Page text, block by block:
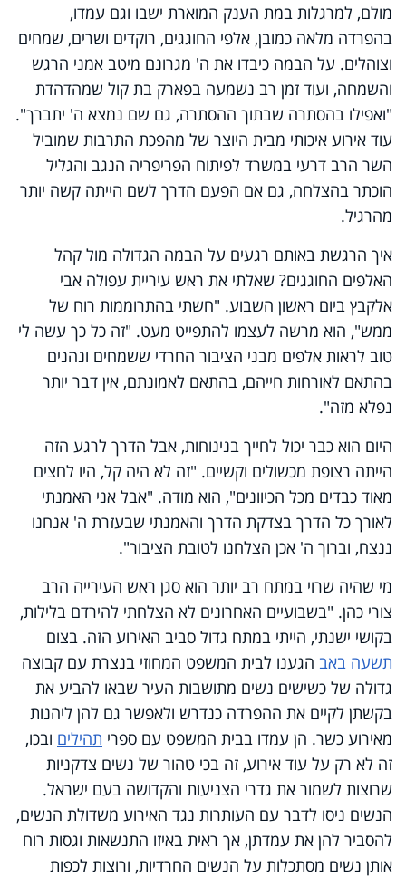
מולם, למרגלות במת הענק המוארת ישבו וגם עמדו,
בהפרדה מלאה כמובן, אלפי החוגגים, רוקדים ושרים, שמחים
וצוהלים. על הבמה כיבדו את ה' מגרונם מיטב אמני הרגש
והשמחה, ועוד זמן רב נשמעה בפארק בת קול שמהדהדת
"ואפילו בהסתרה שבתוך ההסתרה, גם שם נמצא ה' יתברך".
עוד אירוע איכותי מבית היוצר של מהפכת התרבות שמוביל
השר הרב דרעי במשרד לפיתוח הפריפריה הנגב והגליל
הוכתר בהצלחה, גם אם הפעם הדרך לשם הייתה קשה יותר
מהרגיל.
איך הרגשת באותם רגעים על הבמה הגדולה מול קהל
האלפים החוגגים? שאלתי את ראש עיריית עפולה אבי
אלקבץ ביום ראשון השבוע. "חשתי בהתרוממות רוח של
ממש", הוא מרשה לעצמו להתפייט מעט. "זה כל כך עשה לי
טוב לראות אלפים מבני הציבור החרדי ששמחים ונהנים
בהתאם לאורחות חייהם, בהתאם לאמונתם, אין דבר יותר
נפלא מזה".
היום הוא כבר יכול לחייך בנינוחות, אבל הדרך לרגע הזה
הייתה רצופת מכשולים וקשיים. "זה לא היה קל, היו לחצים
מאוד כבדים מכל הכיוונים", הוא מודה. "אבל אני האמנתי
לאורך כל הדרך בצדקת הדרך והאמנתי שבעזרת ה' אנחנו
ננצח, וברוך ה' אכן הצלחנו לטובת הציבור".
מי שהיה שרוי במתח רב יותר הוא סגן ראש העירייה הרב
צורי כהן. "בשבועיים האחרונים לא הצלחתי להירדם בלילות,
בקושי ישנתי, הייתי במתח גדול סביב האירוע הזה. בצום
תשעה באב הגענו לבית המשפט המחוזי בנצרת עם קבוצה
גדולה של כשישים נשים מתושבות העיר שבאו להביע את
בקשתן לקיים את ההפרדה כנדרש ולאפשר גם להן ליהנות
מאירוע כשר. הן עמדו בבית המשפט עם ספרי תהילים ובכו,
זה לא רק על עוד אירוע, זה בכי טהור של נשים צדקניות
שרוצות לשמור את גדרי הצניעות והקדושה בעם ישראל.
הנשים ניסו לדבר עם העותרות נגד האירוע משדולת הנשים,
להסביר להן את עמדתן, אך ראית באיזו התנשאות וגסות רוח
אותן נשים מסתכלות על הנשים החרדיות, ורוצות לכפות